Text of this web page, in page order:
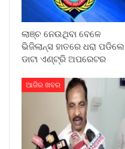
ଲାଞ୍ଚ ନେଉଥିବା ବେଳେ
ଭିଜିଲାନ୍ସ ହାତରେ ଧରା ପଡିଲେ
ଡାଟା ଏଣ୍ଟ୍ରି ଅପରେଟର
ଆଜିର ଖବର